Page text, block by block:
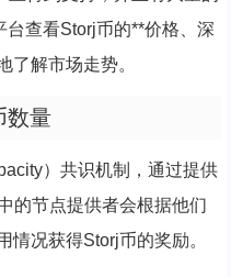
查看Storj币的**价格、深
了解市场走势。
数量
）共识机制，通过提供
的节点提供者会根据他们
情况获得Storj币的奖励。